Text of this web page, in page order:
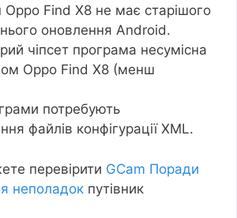
Find X8 не має старішого
оновлення Android.
чіпсет програма несумісна
Oppo Find X8 (менш
потребують
файлів конфігурації XML.
перевірити GCam Поради
неполадок путівник